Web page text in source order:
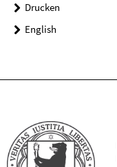
Drucken
English